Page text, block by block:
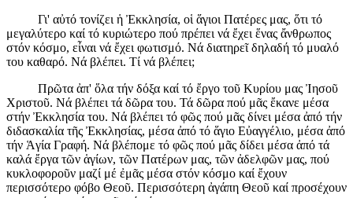
Γι' αὐτό τονίζει ἡ Ἐκκλησία, οἱ ἅγιοι Πατέρες μας, ὅτι τό
μεγαλύτερο καί τό κυριώτερο πού πρέπει νά ἔχει ἕνας ἄνθρωπος
στόν κόσμο, εἶναι νά ἔχει φωτισμό. Νά διατηρεῖ δηλαδή τό μυαλό
του καθαρό. Νά βλέπει. Τί νά βλέπει;
Πρῶτα ἀπ' ὅλα τήν δόξα καί τό ἔργο τοῦ Κυρίου μας Ἰησοῦ
Χριστοῦ. Νά βλέπει τά δῶρα του. Τά δῶρα πού μᾶς ἔκανε μέσα
στήν Ἐκκλησία του. Νά βλέπει τό φῶς πού μᾶς δίνει μέσα ἀπό τήν
διδασκαλία τῆς Ἐκκλησίας, μέσα ἀπό τό ἅγιο Εὐαγγέλιο, μέσα ἀπό
τήν Ἁγία Γραφή. Νά βλέπομε τό φῶς πού μᾶς δίδει μέσα ἀπό τά
καλά ἔργα τῶν ἁγίων, τῶν Πατέρων μας, τῶν ἀδελφῶν μας, πού
κυκλοφοροῦν μαζί μέ ἐμᾶς μέσα στόν κόσμο καί ἔχουν
περισσότερο φόβο Θεοῦ. Περισσότερη ἀγάπη Θεοῦ καί προσέχουν